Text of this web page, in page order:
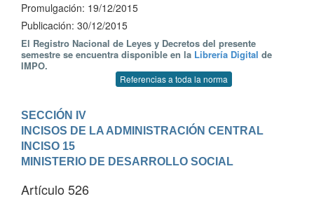
Promulgación: 19/12/2015
Publicación: 30/12/2015
El Registro Nacional de Leyes y Decretos del presente
semestre se encuentra disponible en la Librería Digital de
IMPO.
Referencias a toda la norma
SECCIÓN IV
INCISOS DE LA ADMINISTRACIÓN CENTRAL
INCISO 15
MINISTERIO DE DESARROLLO SOCIAL
Artículo 526